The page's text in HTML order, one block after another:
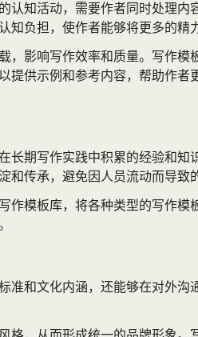
知活动，需要作者同时处理
负担，使作者能够将更多的精
影响写作效率和质量。写作
供示例和参考内容，帮助作
期写作实践中积累的经验和
传承，避免因人员流动而导致
模板库，将各种类型的写作模
和文化内涵，还能够在对外